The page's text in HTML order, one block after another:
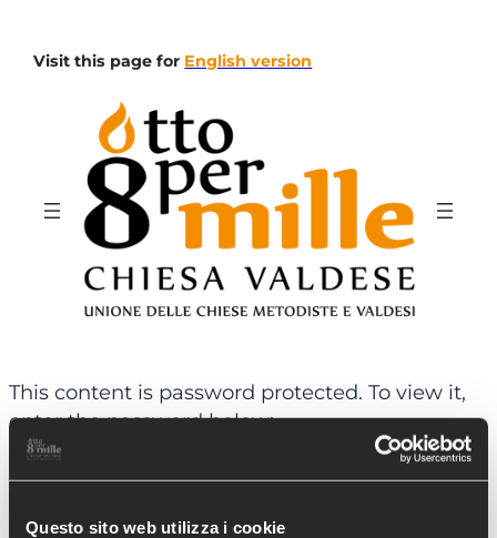
Questo sito web utilizza i cookie
Visit this page for English version
This content is password protected. To view it,
enter the password below: